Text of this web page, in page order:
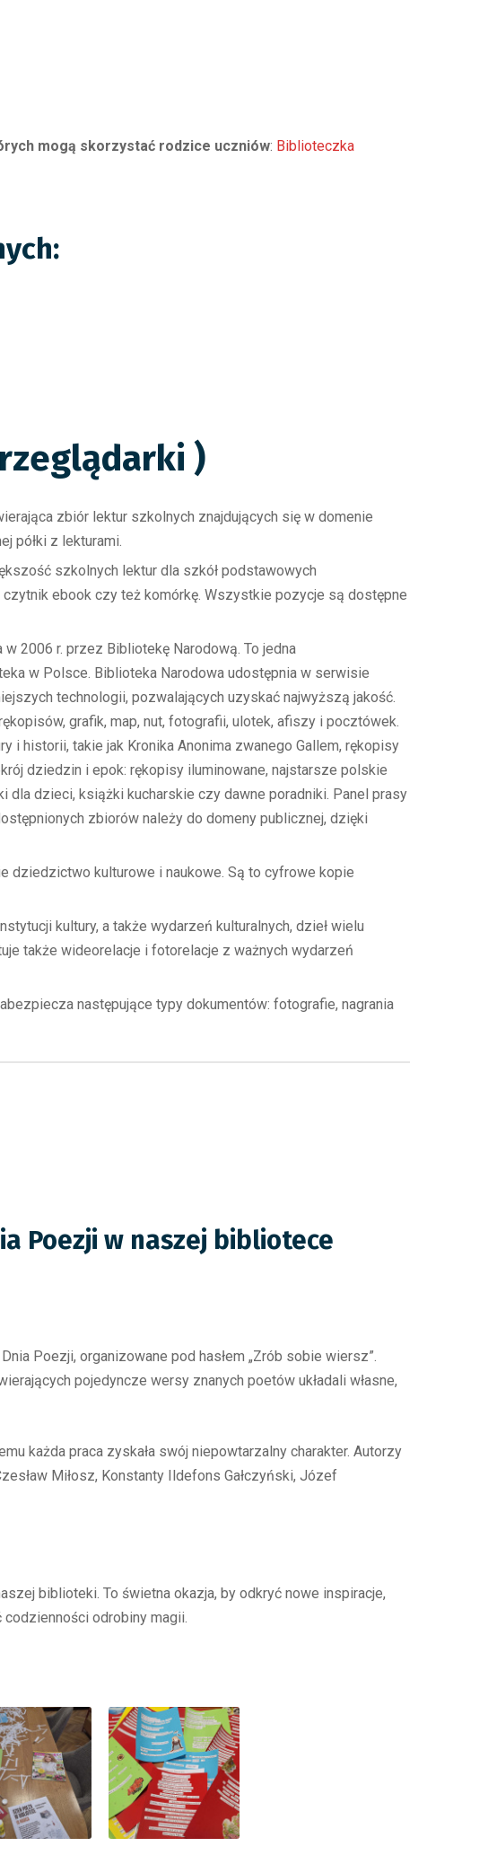
mogą skorzystać rodzice uczniów: Biblioteczka
)
zbiór lektur szkolnych znajdujących się w domenie
półki z lekturami.
szkolnych lektur dla szkół podstawowych
ebook czy też komórkę. Wszystkie pozycje są dostępne
2006 r. przez Bibliotekę Narodową. To jedna
w Polsce. Biblioteka Narodowa udostępnia w serwisie
technologii, pozwalających uzyskać najwyższą jakość.
grafik, map, nut, fotografii, ulotek, afiszy i pocztówek.
i historii, takie jak Kronika Anonima zwanego Gallem, rękopisy
dziedzin i epok: rękopisy iluminowane, najstarsze polskie
dzieci, książki kucharskie czy dawne poradniki. Panel prasy
zbiorów należy do domeny publicznej, dzięki
dziedzictwo kulturowe i naukowe. Są to cyfrowe kopie
kultury, a także wydarzeń kulturalnych, dzieł wielu
także wideorelacje i fotorelacje z ważnych wydarzeń
następujące typy dokumentów: fotografie, nagrania
Poezji w naszej bibliotece
Poezji, organizowane pod hasłem „Zrób sobie wiersz”.
pojedyncze wersy znanych poetów układali własne,
każda praca zyskała swój niepowtarzalny charakter. Autorzy
Miłosz, Konstanty Ildefons Gałczyński, Józef
biblioteki. To świetna okazja, by odkryć nowe inspiracje,
odrobiny magii.